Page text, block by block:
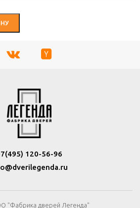
120-56-96
"Фабрика дверей Легенда"